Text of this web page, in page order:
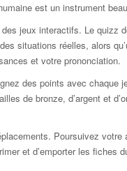
est un instrument
jeux interactifs. Le quizz
situations réelles, alors
et votre prononciation.
des points avec chaque
de bronze, d’argent et
Poursuivez votre
et d’emporter les fiches